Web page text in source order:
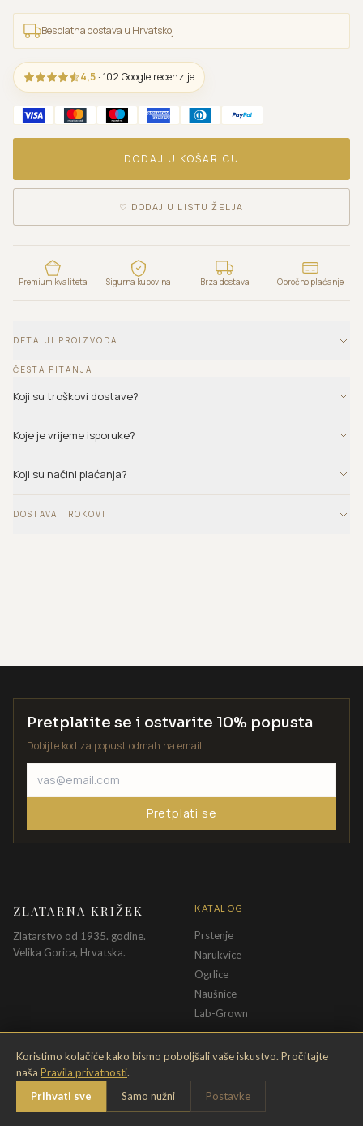
Besplatna dostava u Hrvatskoj
4,5 · 102 Google recenzije
DODAJ U KOŠARICU
♡ DODAJ U LISTU ŽELJA
Premium kvaliteta Sigurna kupovina Brza dostava Obročno plaćanje
DETALJI PROIZVODA
ČESTA PITANJA
Koji su troškovi dostave?
Koje je vrijeme isporuke?
Koji su načini plaćanja?
DOSTAVA I ROKOVI
Koristimo kolačiće kako bismo poboljšali vaše iskustvo. Pročitajte
naša Pravila privatnosti.
Prihvati sve
Samo nužni Postavke
Pretplatite se i ostvarite 10% popusta
Dobijte kod za popust odmah na email.
Pretplati se
ZLATARNA KRIŽEK
Zlatarstvo od 1935. godine.
Velika Gorica, Hrvatska.
KATALOG
Prstenje
Narukvice
Ogrlice
Naušnice
Lab-Grown
INFORMACIJE
O nama
Kontakt
PRAVNE ODREDBE
Pravila privatnosti
Opći uvjeti